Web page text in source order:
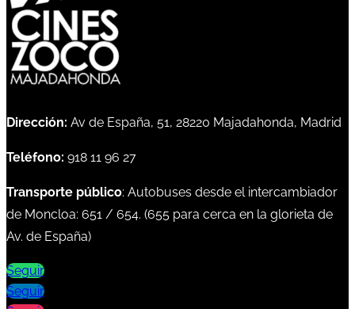
Dirección: Av de España, 51, 28220 Majadahonda, Madrid
Teléfono: 918 11 96 27
Transporte público: Autobuses desde el intercambiador
de Moncloa: 651 / 654. (655 para cerca en la glorieta de
Av. de España)
Seguir
Seguir